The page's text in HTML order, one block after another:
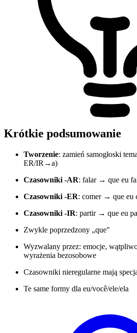
Krótkie podsumowanie
Tworzenie: zamień samogłoski
ER/IR→a)
Czasowniki -AR: falar → que eu
Czasowniki -ER: comer → que eu
Czasowniki -IR: partir → que eu
Zwykle poprzedzony „que"
Wyzwalany przez: emocje,
wyrażenia bezosobowe
Czasowniki nieregularne mają
Te same formy dla eu/você/ele/ela